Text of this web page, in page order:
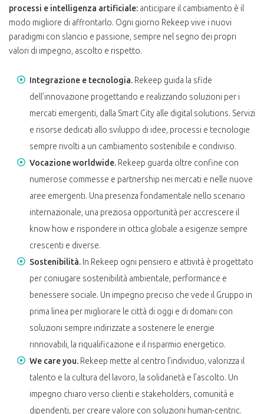
processi e intelligenza artificiale: anticipare il cambiamento è il
modo migliore di affrontarlo. Ogni giorno Rekeep vive i nuovi
paradigmi con slancio e passione, sempre nel segno dei propri
valori di impegno, ascolto e rispetto.
Integrazione e tecnologia. Rekeep guida la sfide
dell’innovazione progettando e realizzando soluzioni per i
mercati emergenti, dalla Smart City alle digital solutions. Servizi
e risorse dedicati allo sviluppo di idee, processi e tecnologie
sempre rivolti a un cambiamento sostenibile e condiviso.
Vocazione worldwide. Rekeep guarda oltre confine con
numerose commesse e partnership nei mercati e nelle nuove
aree emergenti. Una presenza fondamentale nello scenario
internazionale, una preziosa opportunità per accrescere il
know how e rispondere in ottica globale a esigenze sempre
crescenti e diverse.
Sostenibilità. In Rekeep ogni pensiero e attività è progettato
per coniugare sostenibilità ambientale, performance e
benessere sociale. Un impegno preciso che vede il Gruppo in
prima linea per migliorare le città di oggi e di domani con
soluzioni sempre indirizzate a sostenere le energie
rinnovabili, la riqualificazione e il risparmio energetico.
We care you. Rekeep mette al centro l’individuo, valorizza il
talento e la cultura del lavoro, la solidarietà e l’ascolto. Un
impegno chiaro verso clienti e stakeholders, comunità e
dipendenti, per creare valore con soluzioni human-centric.